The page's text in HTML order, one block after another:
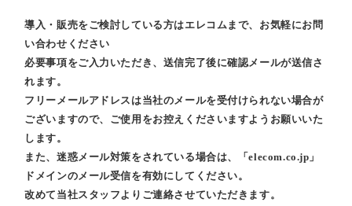
導入・販売をご検討している方はエレコムまで、お気軽にお問
い合わせください
必要事項をご入力いただき、送信完了後に確認メールが送信さ
れます。
フリーメールアドレスは当社のメールを受付けられない場合が
ございますので、ご使用をお控えくださいますようお願いいた
します。
また、迷惑メール対策をされている場合は、「elecom.co.jp」
ドメインのメール受信を有効にしてください。
改めて当社スタッフよりご連絡させていただきます。